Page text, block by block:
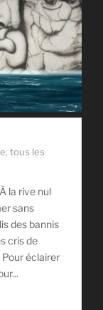
, tous les
la rive nul
sans
des bannis
cris de
éclairer